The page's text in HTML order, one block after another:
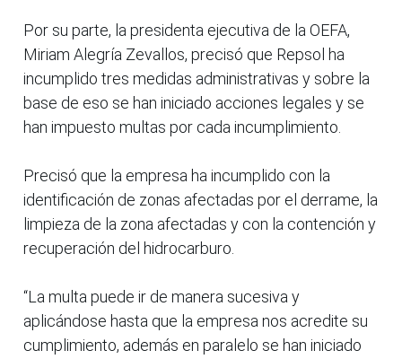
Por su parte, la presidenta ejecutiva de la OEFA,
Miriam Alegría Zevallos, precisó que Repsol ha
incumplido tres medidas administrativas y sobre la
base de eso se han iniciado acciones legales y se
han impuesto multas por cada incumplimiento.
Precisó que la empresa ha incumplido con la
identificación de zonas afectadas por el derrame, la
limpieza de la zona afectadas y con la contención y
recuperación del hidrocarburo.
“La multa puede ir de manera sucesiva y
aplicándose hasta que la empresa nos acredite su
cumplimiento, además en paralelo se han iniciado